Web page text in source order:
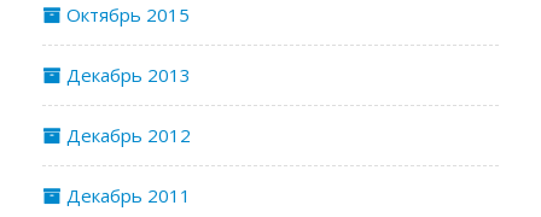
Октябрь 2015
Декабрь 2013
Декабрь 2012
Декабрь 2011